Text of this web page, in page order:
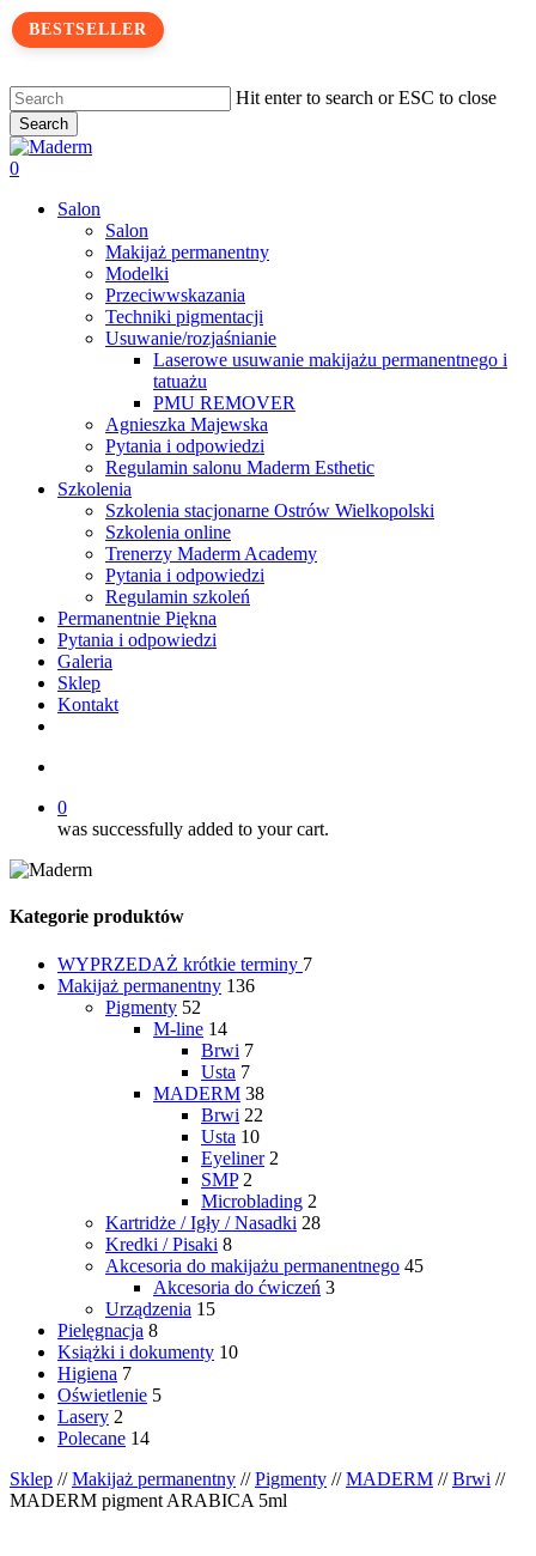
Skip
to
content
Hit enter to search or ESC to close
Search
Close
Search
search
0
Salon
Salon
Makijaż permanentny
Modelki
Przeciwwskazania
Techniki pigmentacji
Usuwanie/rozjaśnianie
Laserowe usuwanie makijażu permanentnego i
tatuażu
PMU REMOVER
Agnieszka Majewska
Pytania i odpowiedzi
Regulamin salonu Maderm Esthetic
Szkolenia
Szkolenia stacjonarne Ostrów Wielkopolski
Szkolenia online
Trenerzy Maderm Academy
Pytania i odpowiedzi
Regulamin szkoleń
Permanentnie Piękna
Pytania i odpowiedzi
Galeria
Sklep
Kontakt
0
was successfully added to your cart.
Kategorie produktów
WYPRZEDAŻ krótkie terminy 7
Makijaż permanentny 136
Pigmenty 52
M-line 14
Brwi 7
Usta 7
MADERM 38
Brwi 22
Usta 10
Eyeliner 2
SMP 2
Microblading 2
Kartridże / Igły / Nasadki 28
Kredki / Pisaki 8
Akcesoria do makijażu permanentnego 45
Akcesoria do ćwiczeń 3
Urządzenia 15
Pielęgnacja 8
Książki i dokumenty 10
Higiena 7
Oświetlenie 5
Lasery 2
Polecane 14
Sklep //Makijaż permanentny //Pigmenty //MADERM //Brwi //
MADERM pigment ARABICA 5ml
BESTSELLER